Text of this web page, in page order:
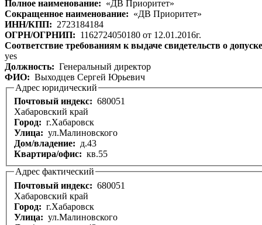
Полное наименование: «ДВ Приоритет»
Сокращенное наименование: «ДВ Приоритет»
ИНН/КПП: 2723184184
ОГРН/ОГРНИП: 1162724050180 от 12.01.2016г.
Соответствие требованиям к выдаче свидетельств о
yes
Должность: Генеральный директор
ФИО: Выходцев Сергей Юрьевич
Адрес юридический
Почтовый индекс: 680051
Хабаровский край
Город: г.Хабаровск
Улица: ул.Малиновского
Дом/владение: д.43
Квартира/офис: кв.55
Адрес фактический
Почтовый индекс: 680051
Хабаровский край
Город: г.Хабаровск
Улица: ул.Малиновского